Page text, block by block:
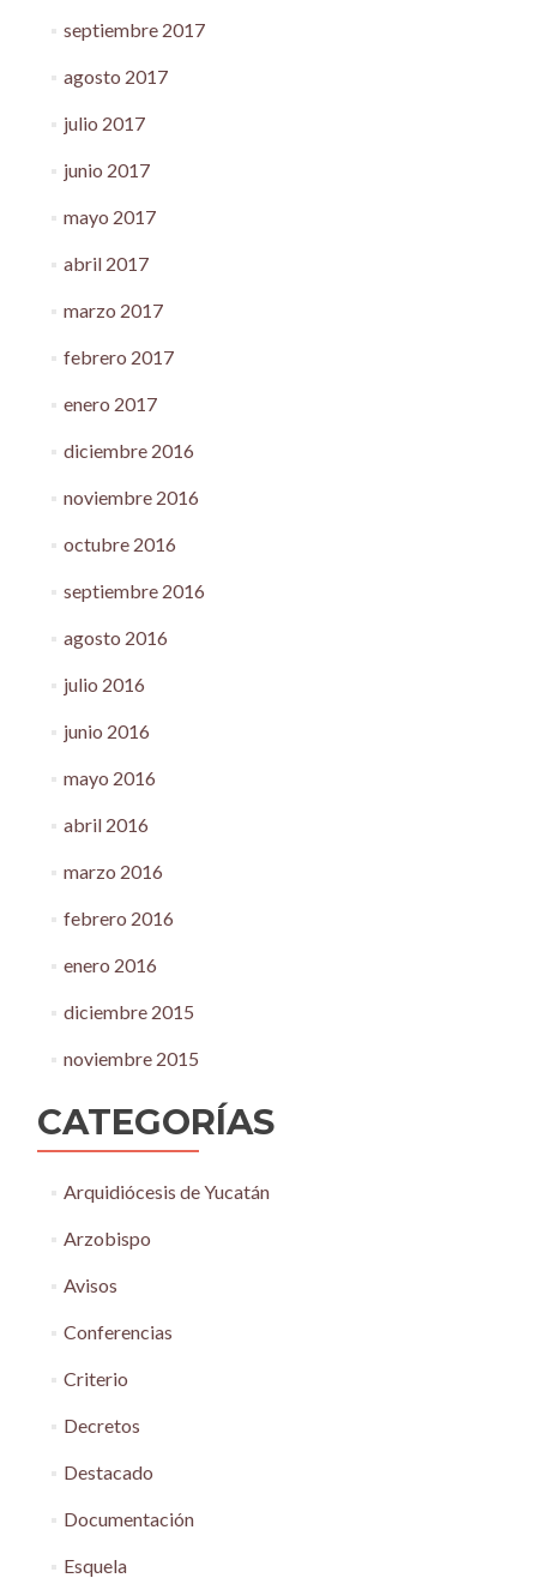
septiembre 2017
agosto 2017
julio 2017
junio 2017
mayo 2017
abril 2017
marzo 2017
febrero 2017
enero 2017
diciembre 2016
noviembre 2016
octubre 2016
septiembre 2016
agosto 2016
julio 2016
junio 2016
mayo 2016
abril 2016
marzo 2016
febrero 2016
enero 2016
diciembre 2015
noviembre 2015
CATEGORÍAS
Arquidiócesis de Yucatán
Arzobispo
Avisos
Conferencias
Criterio
Decretos
Destacado
Documentación
Esquela